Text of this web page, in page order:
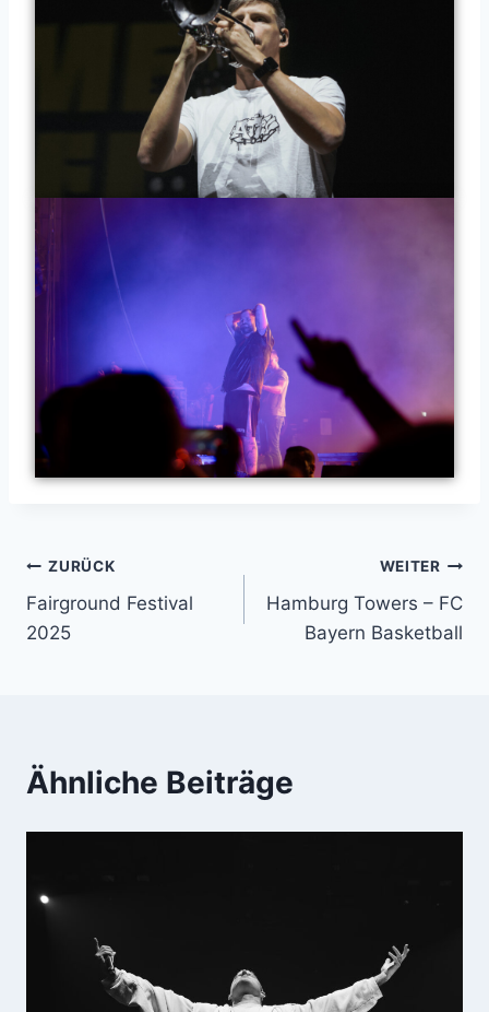
Beitragsnavigation
ZURÜCK
Fairground Festival
2025
WEITER
Hamburg Towers – FC
Bayern Basketball
Ähnliche Beiträge